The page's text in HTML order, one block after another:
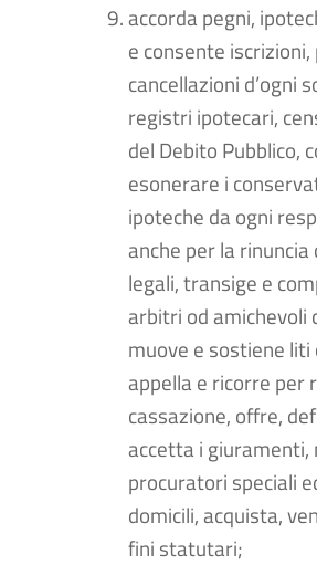
accorda pegni,
e consente
cancellazioni d’ogni
registri ipotecari,
del Debito Pubblico,
esonerare i
ipoteche da ogni
anche per la rinuncia
legali, transige e
arbitri od amichevoli
muove e sostiene liti
appella e ricorre per
cassazione, offre,
accetta i giuramenti,
procuratori speciali
domicili, acquista,
fini statutari;